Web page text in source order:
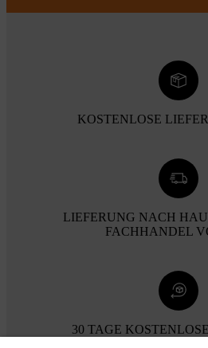
KOSTENLOSE
LIEFERUNG NACH
FACHHANDEL
30 TAGE